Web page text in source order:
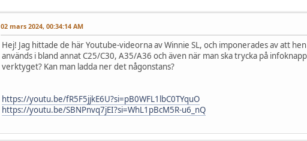
02 mars 2024, 00:34:14 AM
Hej! Jag hittade de här Youtube-videorna av Winnie SL, och imponerades av att
används i bland annat C25/C30, A35/A36 och även när man ska trycka på
verktyget? Kan man ladda ner det någonstans?
https://youtu.be/fR5F5jjkE6U?si=pB0WFL1lbC0TYquO
https://youtu.be/SBNPnvq7jEI?si=WhL1pBcM5R-u6_nQ